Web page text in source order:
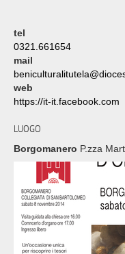
tel
0321.661654
mail
web
https://it-it.facebook.com
LUOGO
Borgomanero P.zza